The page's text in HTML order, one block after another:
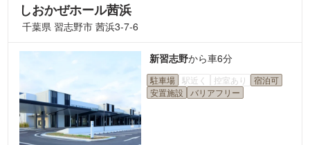
しおかぜホール茜浜
千葉県 習志野市 茜浜3-7-6
新習志野から車6分
駐車場 駅近く 控室あり
宿泊可
安置施設
バリアフリー